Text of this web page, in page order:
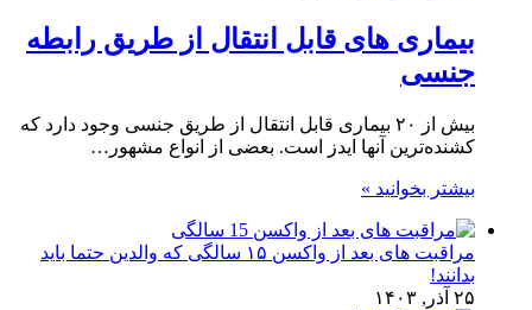
بیماری های قابل انتقال از طریق رابطه
جنسی
بیش از ۲۰ بیماری قابل انتقال از طریق جنسی وجود دارد که
کشنده‌ترین آنها ایدز است. بعضی از انواع مشهور…
بیشتر بخوانید »
مراقبت های بعد از واکسن ۱۵ سالگی که والدین حتما باید
بدانند!
۲۵ آذر, ۱۴۰۳